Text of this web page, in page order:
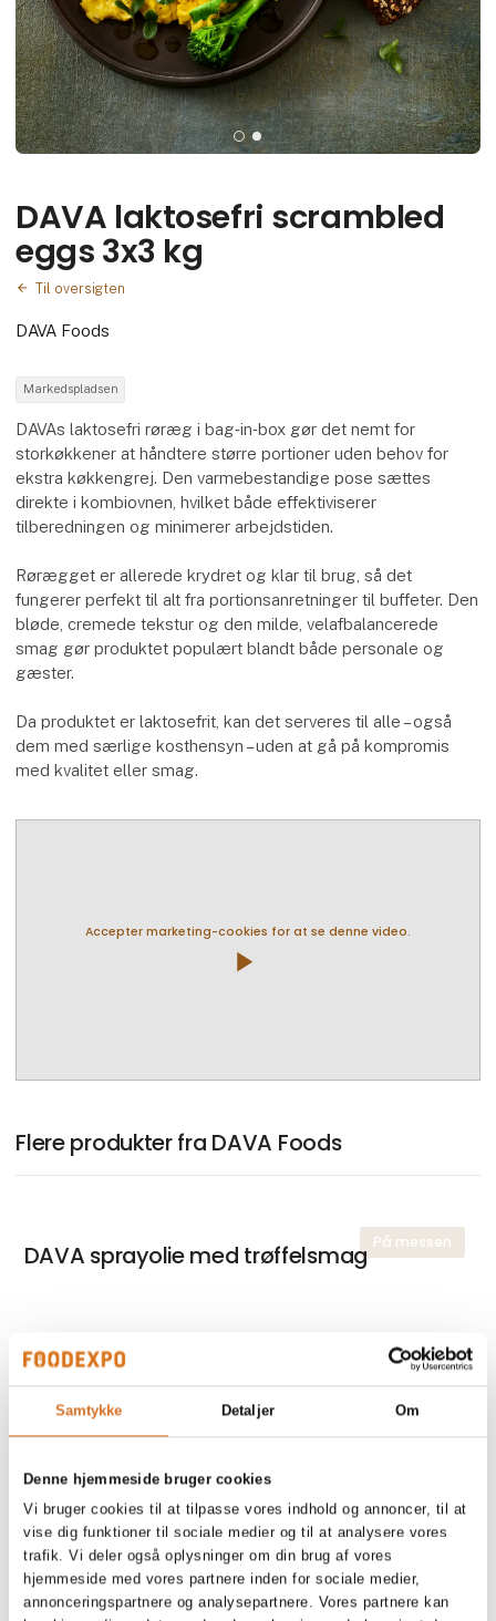
Samtykke Detaljer Om
Denne hjemmeside bruger cookies
Vi bruger cookies til at tilpasse vores indhold og annoncer, til at
vise dig funktioner til sociale medier og til at analysere vores
trafik. Vi deler også oplysninger om din brug af vores
hjemmeside med vores partnere inden for sociale medier,
annonceringspartnere og analysepartnere. Vores partnere kan
DAVA laktosefri scrambled
eggs 3x3 kg
Til oversigten
DAVA Foods
Markedspladsen
DAVAs laktosefri røræg i bag‑in‑box gør det nemt for
storkøkkener at håndtere større portioner uden behov for
ekstra køkkengrej. Den varmebestandige pose sættes
direkte i kombiovnen, hvilket både effektiviserer
tilberedningen og minimerer arbejdstiden.
Rørægget er allerede krydret og klar til brug, så det
fungerer perfekt til alt fra portionsanretninger til buffeter. Den
bløde, cremede tekstur og den milde, velafbalancerede
smag gør produktet populært blandt både personale og
gæster.
Da produktet er laktosefrit, kan det serveres til alle – også
dem med særlige kosthensyn – uden at gå på kompromis
med kvalitet eller smag.
Accepter marketing-cookies for at se denne video.
play_arrow
Flere produkter fra DAVA Foods
På messen
DAVA sprayolie med trøffelsmag
På messen
DAVA økologisk fermenteret
favabønnemel
På messen
DAVA økologisk fermenteret
plantebaseret bindemiddel